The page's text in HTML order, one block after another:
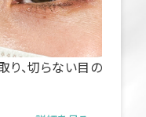
り、切らない目の